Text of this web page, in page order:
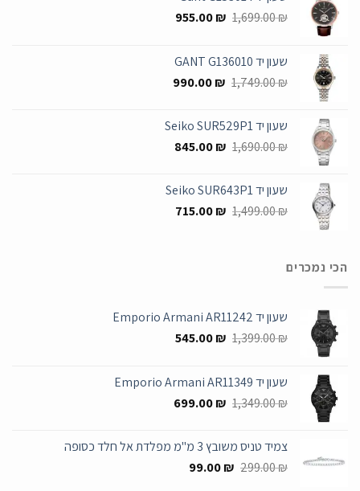
1,699.00₪
המחיר
1,699.00 ₪.
955.00₪
המחיר
955.00 ₪.
שעון יד GANT G136010
1,749.00₪
המחיר
1,749.00 ₪.
990.00₪
המחיר
990.00 ₪.
שעון יד Seiko SUR529P1
1,690.00₪
המחיר
1,690.00 ₪.
845.00₪
המחיר
845.00 ₪.
שעון יד Seiko SUR643P1
1,499.00₪
המחיר
715.00₪
המחיר
הכי נמכרים
שעון יד Emporio Armani AR11242
1,399.00₪
המחיר
1,399.00 ₪.
545.00₪
המחיר
545.00 ₪.
שעון יד Emporio Armani AR11349
1,349.00₪
המחיר
1,349.00 ₪.
699.00₪
המחיר
699.00 ₪.
צמיד טניס משובץ 3 מ"מ מפלדת אל חלד כסופה
299.00₪
המחיר
99.00₪
המחיר